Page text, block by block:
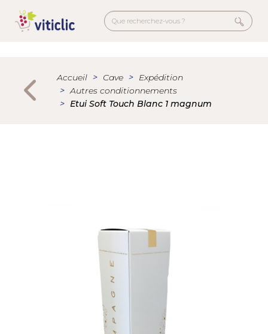
contenu
Accueil Cave
Expédition
Autres conditionnements
Etui Soft Touch Blanc 1 magnum